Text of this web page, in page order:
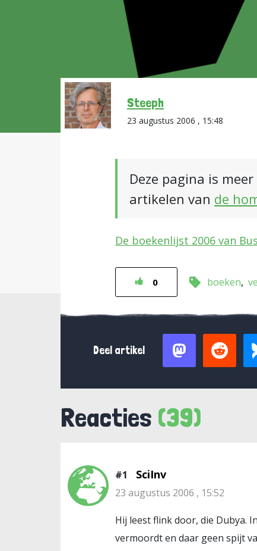
Steeph
23 augustus 2006 , 15:48
Deze pagina is
artikelen van de
De boekenlijst 2006 van
0 boeken
Deel artikel
Reacties (39)
#1 SciInv
23 augustus 2006 , 15:52
Hij leest flink door, die Dubya.
vermoordt en daar geen spijt